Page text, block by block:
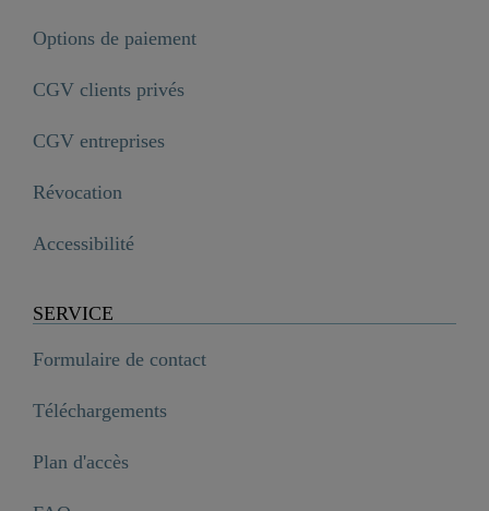
Options de paiement
CGV clients privés
CGV entreprises
Révocation
Accessibilité
SERVICE
Formulaire de contact
Téléchargements
Plan d'accès